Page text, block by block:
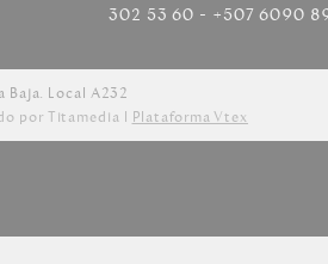
302 53 60 - +507 6090
Local A232
por Titamedia l Plataforma Vtex